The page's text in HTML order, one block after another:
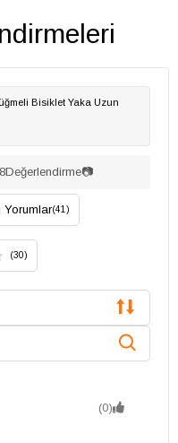
Bisiklet Yaka Uzun
Değerlendirme📷
Yorumlar(41)
(30)
(0)